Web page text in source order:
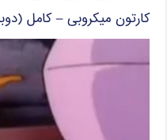
کارتون میکروبی – کامل